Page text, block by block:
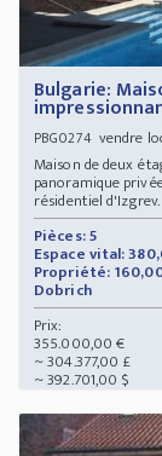
Bulgarie:
PBG0274vendre
Maison de deux
panoramique
résidentiel
Pièces: 5
Espace vital:
Propriété:
Dobrich
Prix:
355.000,00 €
~ 304.377,00 £
~ 392.701,00 $